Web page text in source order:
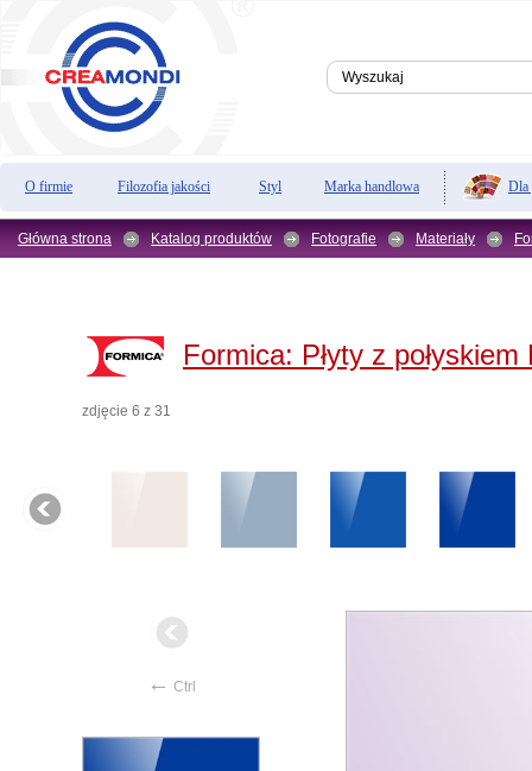
O firmie Filozofia jakości Styl Marka handlowa Dla
Główna strona Katalog produktów Fotografie Materiały
Formica: Płyty z
zdjęcie 6 z 31
← Ctrl